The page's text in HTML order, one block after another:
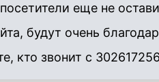
еще не
будут очень
кто звонит с